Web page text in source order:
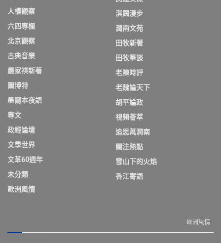
人權觀察
六四專欄
北京觀察
古典音樂
嚴家祺新著
圖博特
墨爾本夜語
專文
政經論壇
文學世界
文革60週年
未分類
歐洲風情
淇園漫步
潤南文苑
田牧新著
田牧筆談
老陳時評
老魏論天下
胡平論政
視頻薈萃
追思萬潤南
關注熱點
雪山下的火焰
香江寄語
歐洲風情